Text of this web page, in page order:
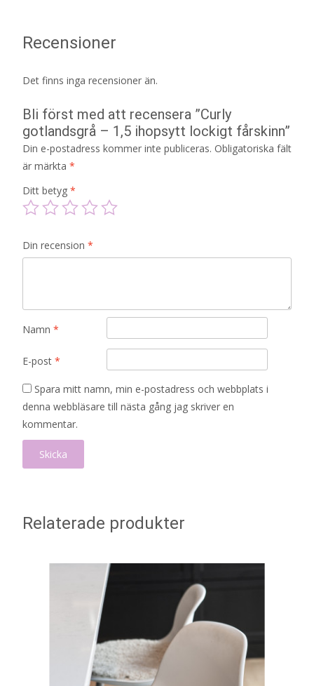
Recensioner
Det finns inga recensioner än.
Bli först med att recensera ”Curly
gotlandsgrå – 1,5 ihopsytt lockigt fårskinn”
Din e-postadress kommer inte publiceras. Obligatoriska fält
är märkta *
Ditt betyg *
Din recension *
Namn *
E-post *
Spara mitt namn, min e-postadress och webbplats i
denna webbläsare till nästa gång jag skriver en
kommentar.
Relaterade produkter